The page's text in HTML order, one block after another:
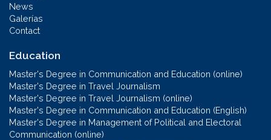
News
Galerías
Contact
Education
Master's Degree in Communication and Education (online)
Master's Degree in Travel Journalism
Master's Degree in Travel Journalism (online)
Master's Degree in Communication and Education (English)
Master's Degree in Management of Political and Electoral
Communication (online)